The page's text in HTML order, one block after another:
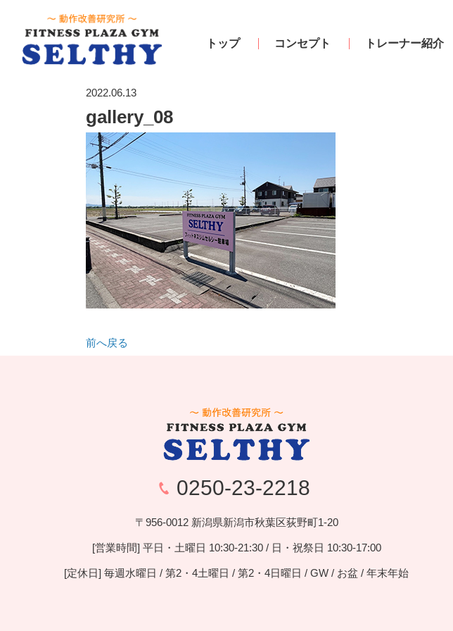
トップ コンセプト トレーナー紹介
2022.06.13
gallery_08
前へ戻る
0250-23-2218
〒956-0012 新潟県新潟市秋葉区荻野町1-20
[営業時間] 平日・土曜日 10:30-21:30 / 日・祝祭日 10:30-17:00
[定休日] 毎週水曜日 / 第2・4土曜日 / 第2・4日曜日 / GW / お盆 / 年末年始